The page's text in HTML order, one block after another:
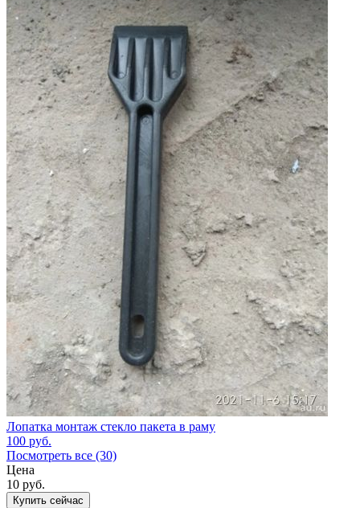
Лопатка монтаж стекло пакета в раму
100 руб.
Посмотреть все (30)
Цена
10 руб.
Купить сейчас